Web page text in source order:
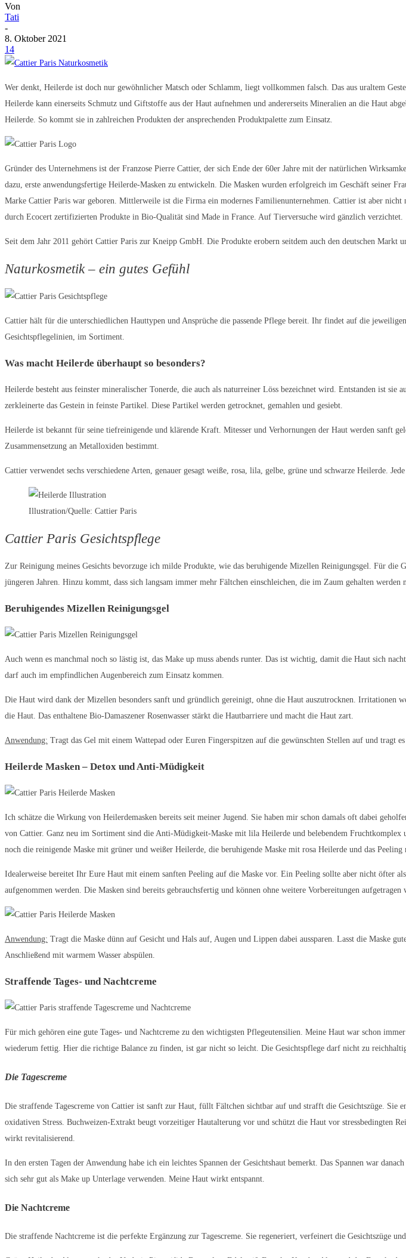
Von
Tati
-
8. Oktober 2021
14
Wer denkt, Heilerde ist doch nur gewöhnlicher Matsch oder Schlamm, liegt vollkommen falsch. Das aus uraltem
Heilerde kann einerseits Schmutz und Giftstoffe aus der Haut aufnehmen und andererseits Mineralien an die Haut
Heilerde. So kommt sie in zahlreichen Produkten der ansprechenden Produktpalette zum Einsatz.
Gründer des Unternehmens ist der Franzose Pierre Cattier, der sich Ende der 60er Jahre mit der natürlichen
dazu, erste anwendungsfertige Heilerde-Masken zu entwickeln. Die Masken wurden erfolgreich im Geschäft seiner
Marke Cattier Paris war geboren. Mittlerweile ist die Firma ein modernes Familienunternehmen. Cattier ist aber
durch Ecocert zertifizierten Produkte in Bio-Qualität sind Made in France. Auf Tierversuche wird gänzlich verzichtet.
Seit dem Jahr 2011 gehört Cattier Paris zur Kneipp GmbH. Die Produkte erobern seitdem auch den deutschen
Naturkosmetik – ein gutes Gefühl
Cattier hält für die unterschiedlichen Hauttypen und Ansprüche die passende Pflege bereit. Ihr findet auf die
Gesichtspflegelinien, im Sortiment.
Was macht Heilerde überhaupt so besonders?
Heilerde besteht aus feinster mineralischer Tonerde, die auch als naturreiner Löss bezeichnet wird. Entstanden ist
zerkleinerte das Gestein in feinste Partikel. Diese Partikel werden getrocknet, gemahlen und gesiebt.
Heilerde ist bekannt für seine tiefreinigende und klärende Kraft. Mitesser und Verhornungen der Haut werden sanft
Zusammensetzung an Metalloxiden bestimmt.
Cattier verwendet sechs verschiedene Arten, genauer gesagt weiße, rosa, lila, gelbe, grüne und schwarze Heilerde.
Illustration/Quelle: Cattier Paris
Cattier Paris Gesichtspflege
Zur Reinigung meines Gesichts bevorzuge ich milde Produkte, wie das beruhigende Mizellen Reinigungsgel. Für
jüngeren Jahren. Hinzu kommt, dass sich langsam immer mehr Fältchen einschleichen, die im Zaum gehalten werden
Beruhigendes Mizellen Reinigungsgel
Auch wenn es manchmal noch so lästig ist, das Make up muss abends runter. Das ist wichtig, damit die Haut sich
darf auch im empfindlichen Augenbereich zum Einsatz kommen.
Die Haut wird dank der Mizellen besonders sanft und gründlich gereinigt, ohne die Haut auszutrocknen. Irritationen
die Haut. Das enthaltene Bio-Damaszener Rosenwasser stärkt die Hautbarriere und macht die Haut zart.
Anwendung: Tragt das Gel mit einem Wattepad oder Euren Fingerspitzen auf die gewünschten Stellen auf und tragt
Heilerde Masken – Detox und Anti-Müdigkeit
Ich schätze die Wirkung von Heilerdemasken bereits seit meiner Jugend. Sie haben mir schon damals oft dabei
von Cattier. Ganz neu im Sortiment sind die Anti-Müdigkeit-Maske mit lila Heilerde und belebendem
noch die reinigende Maske mit grüner und weißer Heilerde, die beruhigende Maske mit rosa Heilerde und das
Idealerweise bereitet Ihr Eure Haut mit einem sanften Peeling auf die Maske vor. Ein Peeling sollte aber nicht öfter
aufgenommen werden. Die Masken sind bereits gebrauchsfertig und können ohne weitere Vorbereitungen
Anwendung: Tragt die Maske dünn auf Gesicht und Hals auf, Augen und Lippen dabei aussparen. Lasst die Maske
Anschließend mit warmem Wasser abspülen.
Straffende Tages- und Nachtcreme
Für mich gehören eine gute Tages- und Nachtcreme zu den wichtigsten Pflegeutensilien. Meine Haut war schon
wiederum fettig. Hier die richtige Balance zu finden, ist gar nicht so leicht. Die Gesichtspflege darf nicht zu
Die Tagescreme
Die straffende Tagescreme von Cattier ist sanft zur Haut, füllt Fältchen sichtbar auf und strafft die Gesichtszüge.
oxidativen Stress. Buchweizen-Extrakt beugt vorzeitiger Hautalterung vor und schützt die Haut vor stressbedingten
wirkt revitalisierend.
In den ersten Tagen der Anwendung habe ich ein leichtes Spannen der Gesichtshaut bemerkt. Das Spannen war
sich sehr gut als Make up Unterlage verwenden. Meine Haut wirkt entspannt.
Die Nachtcreme
Die straffende Nachtcreme ist die perfekte Ergänzung zur Tagescreme. Sie regeneriert, verfeinert die Gesichtszüge